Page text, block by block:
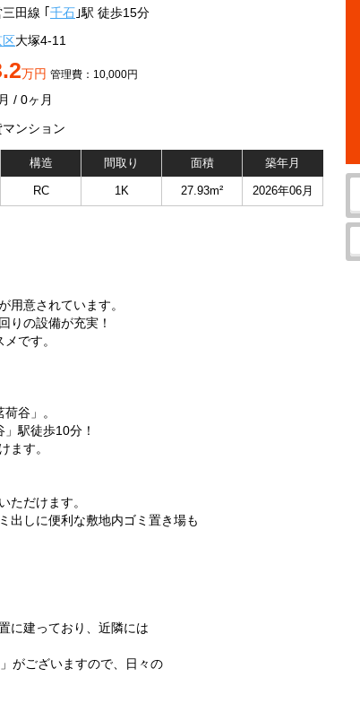
田線 ｢ 千石 ｣駅 徒歩15分
大塚4-11
万円 管理費：10,000円
/ 0ヶ月
マンション
構造 間取り 面積 築年月
RC 1K 27.93m² 2026年06月
用意されています。
りの設備が充実！
です。
谷」。
駅徒歩10分！
ます。
ただけます。
出しに便利な敷地内ゴミ置き場も
に建っており、近隣には
がございますので、日々の